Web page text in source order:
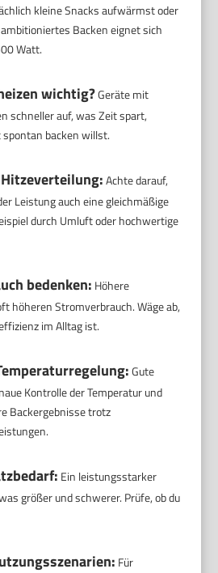
kleine Snacks aufwärmst oder
Backen eignet sich
Watt.
wichtig?Geräte mit
schneller auf, was Zeit spart,
backen willst.
Achte darauf,
Leistung auch eine gleichmäßige
durch Umluft oder hochwertige
bedenken: Höhere
höheren Stromverbrauch. Wäge ab,
im Alltag ist.
Gute
Kontrolle der Temperatur und
Backergebnisse trotz
Ein leistungsstarker
größer und schwerer. Prüfe, ob du
Für